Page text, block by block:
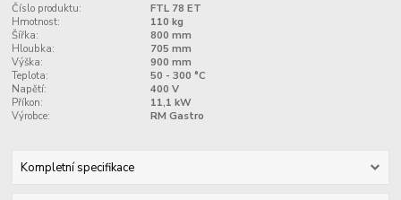
Číslo produktu:
FTL 78 ET
Hmotnost:
110 kg
Šířka:
800 mm
Hloubka:
705 mm
Výška:
900 mm
Teplota:
50 - 300 °C
Napětí:
400 V
Příkon:
11,1 kW
Výrobce:
RM Gastro
Kompletní specifikace